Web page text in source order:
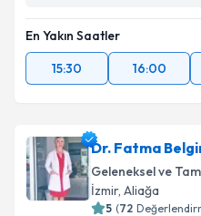
En Yakın Saatler
15:30
16:00
Dr. Fatma
Geleneksel ve
İzmir, Aliağa
5 (72